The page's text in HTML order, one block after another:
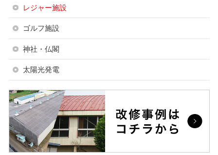
レジャー施設
ゴルフ施設
神社・仏閣
太陽光発電